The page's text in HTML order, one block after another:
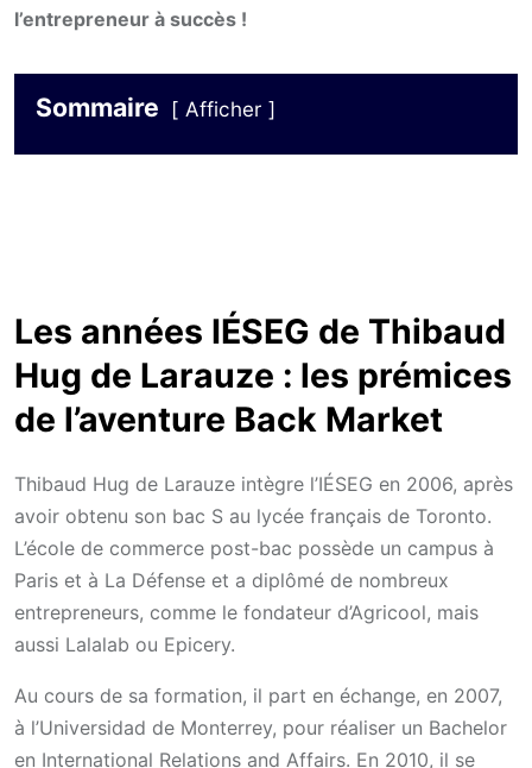
l’entrepreneur à succès !
Sommaire Afficher
Les années IÉSEG de Thibaud
Hug de Larauze : les prémices
de l’aventure Back Market
Thibaud Hug de Larauze intègre l’IÉSEG en 2006, après
avoir obtenu son bac S au lycée français de Toronto.
L’école de commerce post-bac possède un campus à
Paris et à La Défense et a diplômé de nombreux
entrepreneurs, comme le fondateur d’Agricool, mais
aussi Lalalab ou Epicery.
Au cours de sa formation, il part en échange, en 2007,
à l’Universidad de Monterrey, pour réaliser un Bachelor
en International Relations and Affairs. En 2010, il se